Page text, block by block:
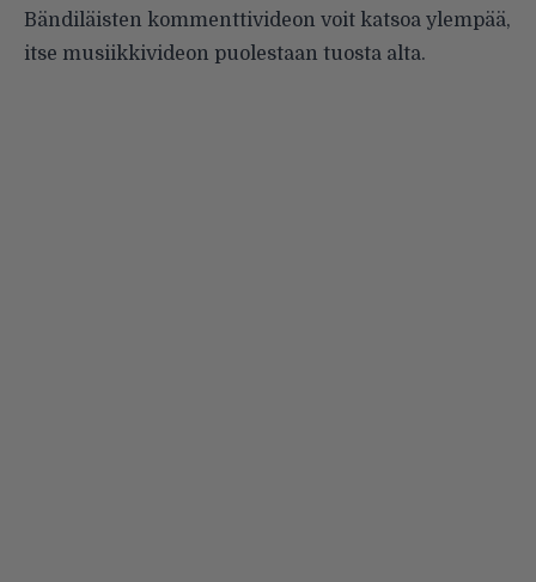
Bändiläisten kommenttivideon voit katsoa ylempää,
itse musiikkivideon puolestaan tuosta alta.